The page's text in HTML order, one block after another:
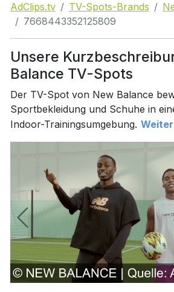
AdClips.tv TV-Spots-Brands
7668443352125809
Unsere
Balance TV-Spots
Der TV-Spot von New Balance
Sportbekleidung und Schuhe in
Indoor-Trainingsumgebung.